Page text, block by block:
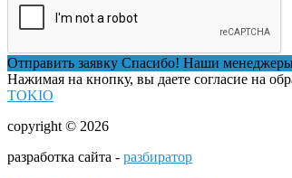
Отправить заявку Спасибо! Наши
Нажимая на кнопку, вы даете согласие на
TOKIO
copyright © 2026
разработка сайта - разбиратор